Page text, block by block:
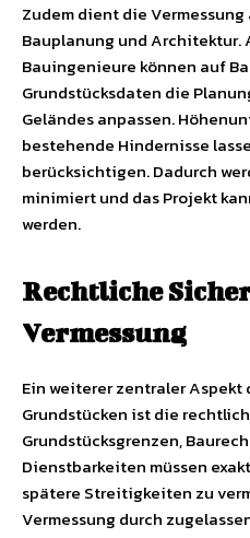
Zudem dient die
Bauplanung und Architektur.
Bauingenieure können auf
Grundstücksdaten die
Geländes anpassen.
bestehende Hindernisse
berücksichtigen. Dadurch
minimiert und das Projekt
werden.
Rechtliche
Vermessung
Ein weiterer zentraler Aspekt
Grundstücken ist die
Grundstücksgrenzen,
Dienstbarkeiten müssen
spätere Streitigkeiten zu
Vermessung durch